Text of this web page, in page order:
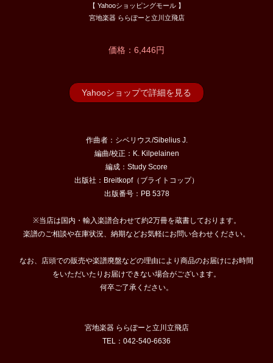
【 Yahooショッピングモール 】
宮地楽器 ららぽーと立川立飛店
価格：6,446円
Yahooショップで詳細を見る
作曲者：シベリウス/Sibelius J.
編曲/校正：K. Kilpelainen
編成：Study Score
出版社：Breitkopf（ブライトコップ）
出版番号：PB 5378
※当店は国内・輸入楽譜合わせて約2万冊を蔵書しております。
楽譜のご相談や在庫状況、納期などお気軽にお問い合わせください。
なお、店頭での販売や楽譜廃盤などの理由により商品のお届けにお時間
をいただいたりお届けできない場合がございます。
何卒ご了承ください。
宮地楽器 ららぽーと立川立飛店
TEL：042-540-6636